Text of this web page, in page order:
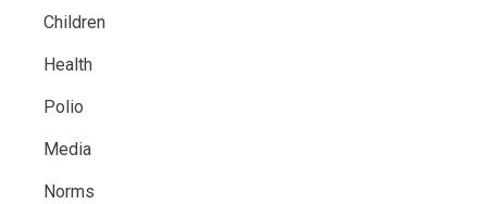
Children
Health
Polio
Media
Norms